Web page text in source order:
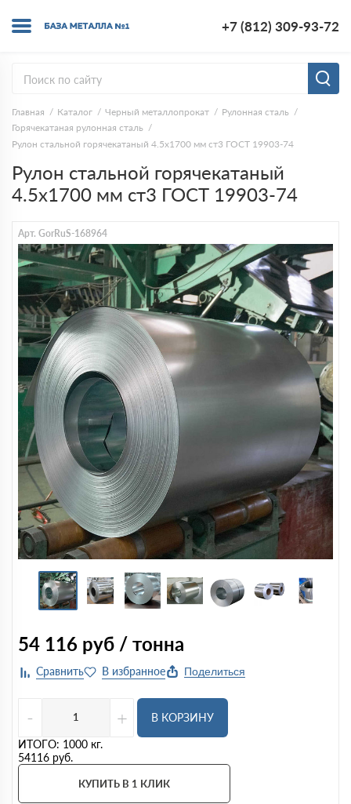
+7 (812) 309-93-72
Главная Каталог Черный металлопрокат
Рулонная сталь
Горячекатаная рулонная сталь
Рулон стальной горячекатаный 4.5х1700 мм ст3 ГОСТ 19903-74
Рулон стальной горячекатаный
4.5х1700 мм ст3 ГОСТ 19903-74
Арт. GorRuS-168964
54 116 руб / тонна
Поделиться
- +
В КОРЗИНУ
ИТОГО: 1000 кг.
54116 руб.
КУПИТЬ В 1 КЛИК